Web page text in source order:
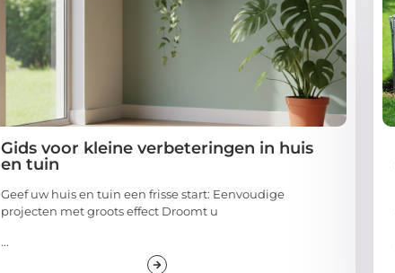
Gids voor kleine verbeteringen in huis
en tuin
Geef uw huis en tuin een frisse start: Eenvoudige
projecten met groots effect Droomt u
...